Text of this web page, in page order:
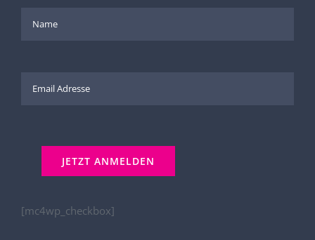
[mc4wp_checkbox]